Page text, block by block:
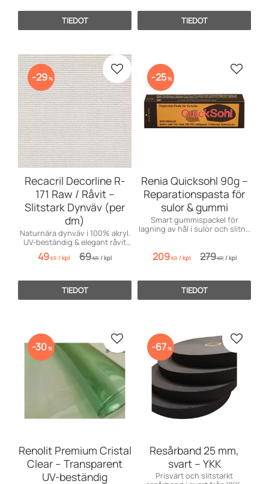
TIEDOT TIEDOT
Recacril Decorline R-
171 Raw / Råvit –
Slitstark Dynväv (per
dm)
Naturnära dynväv i 100% akryl.
UV-beständig & elegant råvit
look. Säljs per dm (10 cm).
49KR /kpl 69KR /kpl
29% Lisää suosikiksi
TIEDOT
Renia Quicksohl 90g –
Reparationspasta för
sulor & gummi
Smart gummispackel för
lagning av hål i sulor och slitna
209KR /kpl 279KR /kpl
25% Lisää
TIEDOT
Renolit Premium Cristal
Clear – Transparent
UV-beständig
30% Lisää suosikiksi
Resårband 25 mm,
svart – YKK
Prisvärt och slitstarkt
67% Lisää